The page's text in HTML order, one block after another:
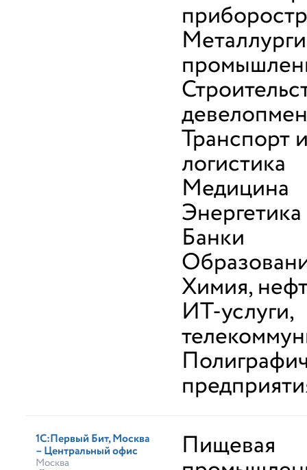
Транспорт
логистика
Медицина
Энергетика
Банки
Химия,
ИТ-услуги,
1С:Первый Бит, Москва
– Центральный офис
Москва
Пищевая